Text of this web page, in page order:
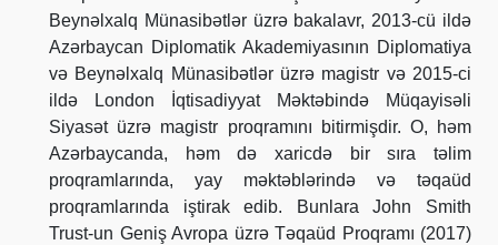
Beynəlxalq Münasibətlər üzrə bakalavr, 2013-cü ildə
Azərbaycan Diplomatik Akademiyasının Diplomatiya
və Beynəlxalq Münasibətlər üzrə magistr və 2015-ci
ildə London İqtisadiyyat Məktəbində Müqayisəli
Siyasət üzrə magistr proqramını bitirmişdir. O, həm
Azərbaycanda, həm də xaricdə bir sıra təlim
proqramlarında, yay məktəblərində və təqaüd
proqramlarında iştirak edib. Bunlara John Smith
Trust-un Geniş Avropa üzrə Təqaüd Proqramı (2017)